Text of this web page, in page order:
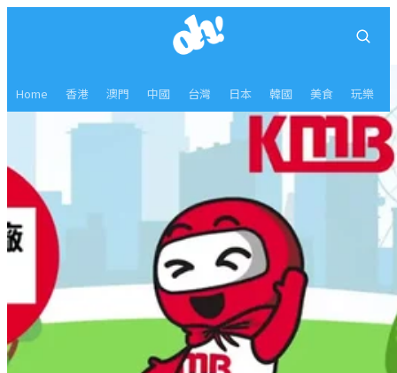
Home 香港 澳門 中國 台灣 日本 韓國 美食 玩樂